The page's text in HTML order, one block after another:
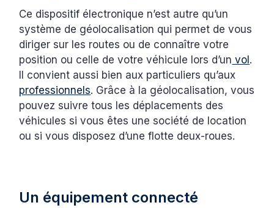
Ce dispositif électronique n’est autre qu’un
système de géolocalisation qui permet de vous
diriger sur les routes ou de connaître votre
position ou celle de votre véhicule lors d’un vol .
Il convient aussi bien aux particuliers qu’aux
professionnels. Grâce à la géolocalisation, vous
pouvez suivre tous les déplacements des
véhicules si vous êtes une société de location
ou si vous disposez d’une flotte deux-roues.
Un équipement connecté